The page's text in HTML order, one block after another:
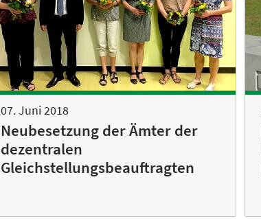
07. Juni 2018
Neubesetzung der Ämter der
dezentralen
Gleichstellungsbeauftragten